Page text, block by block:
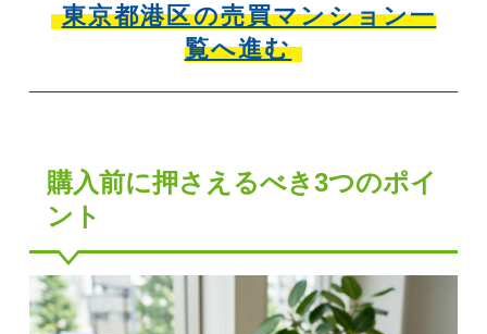
東京都港区の売買マンション一
覧へ進む
購入前に押さえるべき3つのポイ
ント